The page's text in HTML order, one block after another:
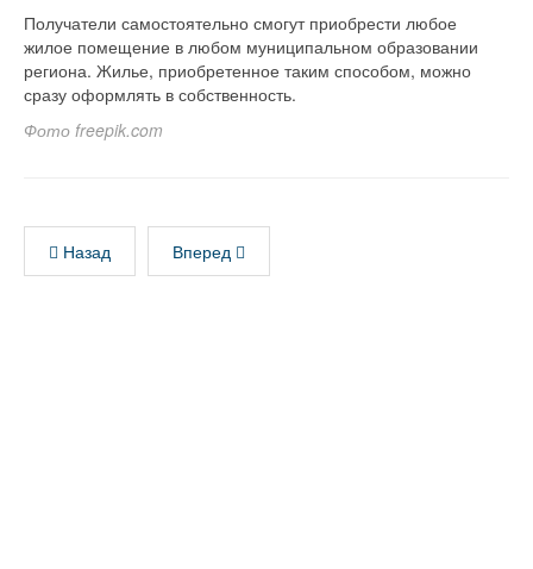
Получатели самостоятельно смогут приобрести любое
жилое помещение в любом муниципальном образовании
региона. Жилье, приобретенное таким способом, можно
сразу оформлять в собственность.
Фото freepik.com
Назад Вперед